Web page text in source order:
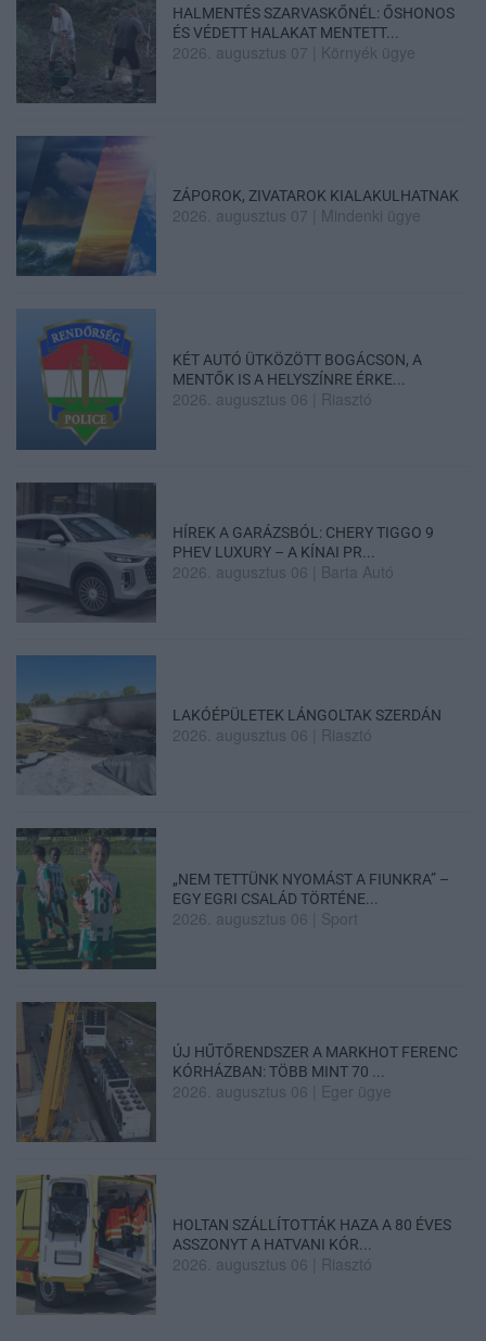
HALMENTÉS SZARVASKŐNÉL: ŐSHONOS
ÉS VÉDETT HALAKAT MENTETT...
2026. augusztus 07 Környék ügye
ZÁPOROK, ZIVATAROK KIALAKULHATNAK
2026. augusztus 07 Mindenki ügye
KÉT AUTÓ ÜTKÖZÖTT BOGÁCSON, A
MENTŐK IS A HELYSZÍNRE ÉRKE...
2026. augusztus 06 Riasztó
HÍREK A GARÁZSBÓL: CHERY TIGGO 9
PHEV LUXURY – A KÍNAI PR...
2026. augusztus 06 Barta Autó
LAKÓÉPÜLETEK LÁNGOLTAK SZERDÁN
2026. augusztus 06 Riasztó
„NEM TETTÜNK NYOMÁST A FIUNKRA” –
EGY EGRI CSALÁD TÖRTÉNE...
2026. augusztus 06 Sport
ÚJ HŰTŐRENDSZER A MARKHOT FERENC
KÓRHÁZBAN: TÖBB MINT 70 ...
2026. augusztus 06 Eger ügye
HOLTAN SZÁLLÍTOTTÁK HAZA A 80 ÉVES
ASSZONYT A HATVANI KÓR...
2026. augusztus 06 Riasztó